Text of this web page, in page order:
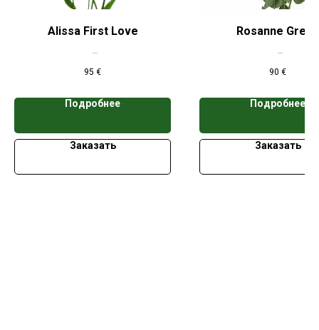
Alissa First Love
кассет
95 €
Подробнее
Заказать
Rosanne Green
кассет
90 €
Подробнее
Заказать